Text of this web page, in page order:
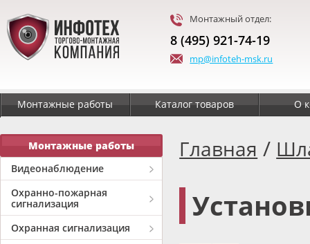
Монтажный отдел:
8 (495) 921-74-19
mp@infoteh-msk.ru
Монтажные работы Каталог товаров О
Монтажные работы
Видеонаблюдение
Охранно-пожарная
сигнализация
Охранная сигнализация
Главная /